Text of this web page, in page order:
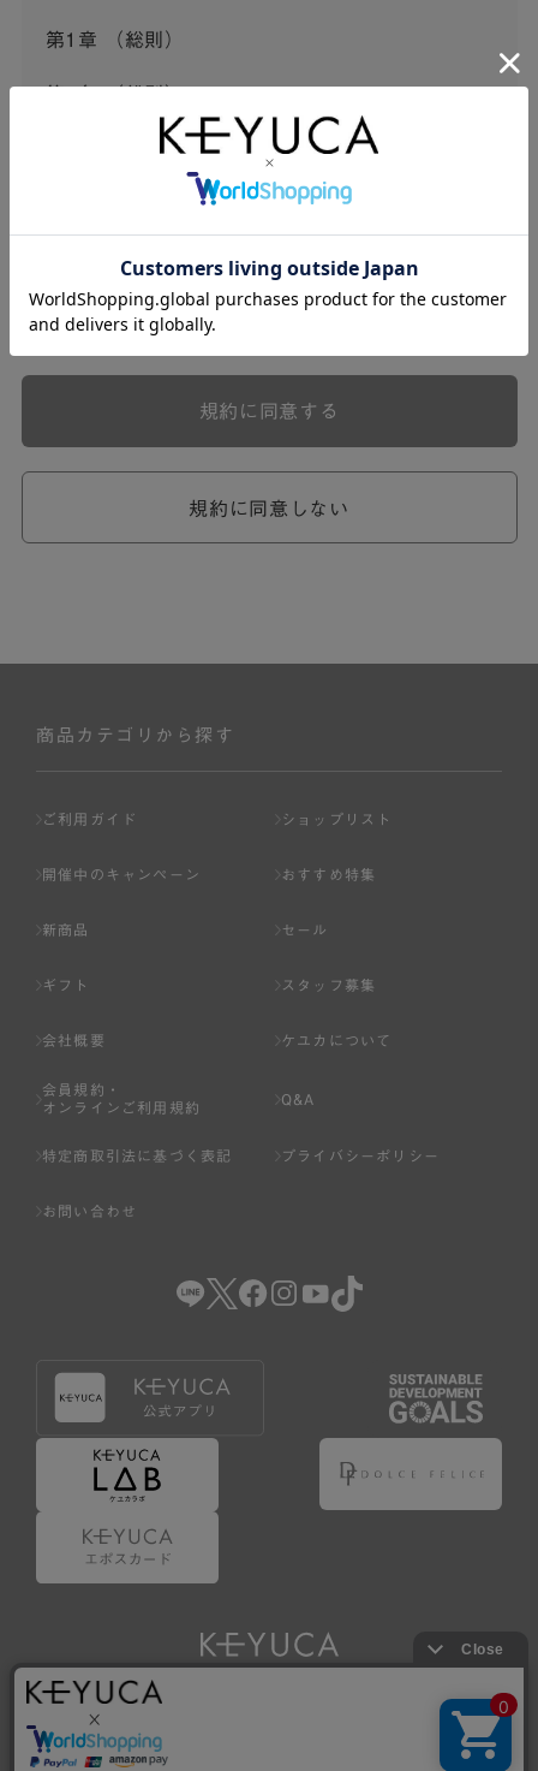
第1章 （総則）
この会員規約（以下「本規約」といいます。）は、河淳株
式会社ケユカ事業部（以下「弊社」といいます。）が提供
する一連のサービスに関し、弊社が次条の定めに従い入会
本規約は、会員と弊社との間のサービスの利用に関わる一
切の関係に適用されるものとします。
弊社が一連のサービスを提供するにあたり、本規約のほ
ら個別規定はその名称のいかんに関わらず、本規約の一部
めが優先されるものとします。
ません。
ページへの入力、または弊社が別途指定する方法に従って
基づき判断した場合は、弊社は、その登録を取り消すこと
のいずれかの事由に該当する場合は、その登録を拒否し、
または事前に通知することなく一旦なされた登録を取り消
いる場合。
（5） その他、本規約または個別規定に違反した場合。
4.会員登録が取り消された場合においても、当該会員は、
弊社とのお取引等により既に発生した支払義務等の取引上
の義務および本規約上の義務の履行責任を免れないものと
します。
5.仮登録とは、ケユカが提供するアプリ等でサービスを利
用するための簡易的な会員登録（以下「仮登録」といいま
6.仮登録をすることで、第9条のポイント付与を受けるこ
とができます。
7.仮登録状態はポイントの利用は行えず、第3条1項の通り
に登録完了することでポイント利用が行えるようになりま
す。
規約に同意しない
規約に同意する
商品カテゴリから探す
ご利用ガイド ショップリスト
開催中のキャンペーン おすすめ特集
新商品 セール
ギフト スタッフ募集
会社概要 ケユカについて
会員規約・
オンラインご利用規約
Q&A
特定商取引法に基づく表記 プライバシーポリシー
お問い合わせ
Copyright © KAWAJUN Co., Ltd. All Rights Reserved.